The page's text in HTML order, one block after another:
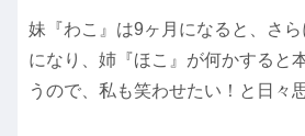
妹『わこ』は9ヶ月になると、さ
になり、姉『ほこ』が何かすると
うので、私も笑わせたい！と日々